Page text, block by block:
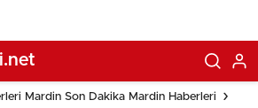
Mardin Son Dakika Mardin Haberleri